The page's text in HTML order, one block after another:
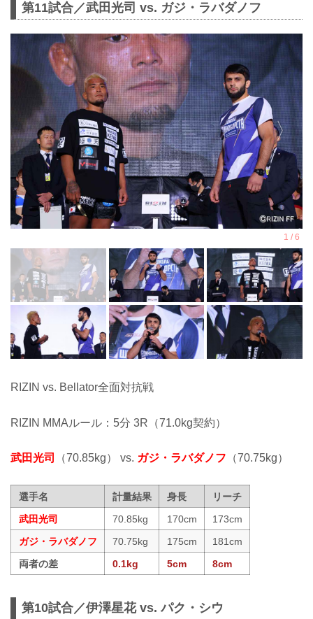
第11試合／武田光司 vs. ガジ・ラバダノフ
RIZIN vs. Bellator全面対抗戦
RIZIN MMAルール：5分 3R（71.0kg契約）
武田光司 （70.85kg） vs. ガジ・ラバダノフ （70.75kg）
選手名 計量結果 身長
リーチ
武田光司
70.85kg 170cm
173cm
ガジ・ラバダノフ
70.75kg 175cm
181cm
両者の差
0.1kg 5cm 8cm
第10試合／伊澤星花 vs. パク・シウ